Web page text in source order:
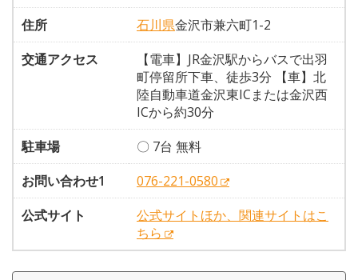
住所
石川県金沢市兼六町1-2
交通アクセス
【電車】JR金沢駅からバスで出羽
町停留所下車、徒歩3分 【車】北
陸自動車道金沢東ICまたは金沢西
ICから約30分
駐車場
〇 7台 無料
お問い合わせ1
076-221-0580
公式サイト
公式サイトほか、関連サイトはこ
ちら